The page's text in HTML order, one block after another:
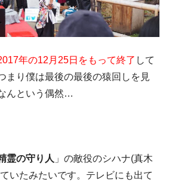
年の12月25日をもって終了 して
まり僕は最後の最後の猿回しを見
んという偶然…
霊の守り人 」の敵役のシハナ(真木
いたみたいです。テレビにも出て